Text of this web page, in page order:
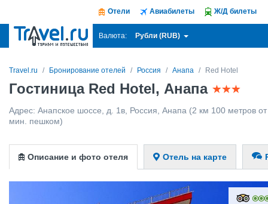
Отели Авиабилеты Ж/Д билеты
Валюта: Рубли (RUB)
Travel.ru Бронирование отелей Россия Анапа Red Hotel
Гостиница Red Hotel, Анапа
Адрес: Анапское шоссе, д. 1в Россия Анапа (2 км 100 метров
мин. пешком)
Описание и фото отеля Отель на карте